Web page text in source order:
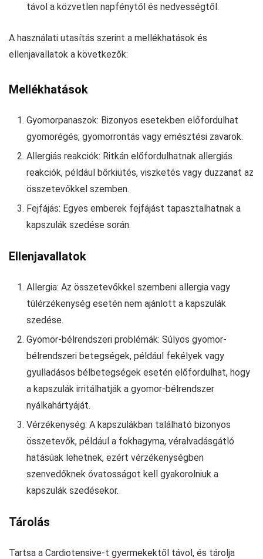
távol a közvetlen napfénytől és nedvességtől.
A használati utasítás szerint a mellékhatások és
ellenjavallatok a következők:
Mellékhatások
Gyomorpanaszok: Bizonyos esetekben előfordulhat
gyomorégés, gyomorrontás vagy emésztési zavarok.
Allergiás reakciók: Ritkán előfordulhatnak allergiás
reakciók, például bőrkiütés, viszketés vagy duzzanat az
összetevőkkel szemben.
Fejfájás: Egyes emberek fejfájást tapasztalhatnak a
kapszulák szedése során.
Ellenjavallatok
Allergia: Az összetevőkkel szembeni allergia vagy
túlérzékenység esetén nem ajánlott a kapszulák
szedése.
Gyomor-bélrendszeri problémák: Súlyos gyomor-
bélrendszeri betegségek, például fekélyek vagy
gyulladásos bélbetegségek esetén előfordulhat, hogy
a kapszulák irritálhatják a gyomor-bélrendszer
nyálkahártyáját.
Vérzékenység: A kapszulákban található bizonyos
összetevők, például a fokhagyma, véralvadásgátló
hatásúak lehetnek, ezért vérzékenységben
szenvedőknek óvatosságot kell gyakorolniuk a
kapszulák szedésekor.
Tárolás
Tartsa a Cardiotensive-t gyermekektől távol, és tárolja